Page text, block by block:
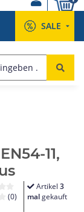
SALE
11,
(0)
Artikel 3
malgekauft